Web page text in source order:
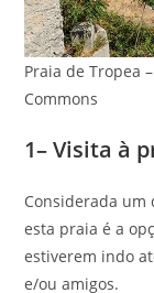
Praia de Tropea
Commons
1– Visita à
Considerada um
esta praia é a
estiverem indo
e/ou amigos.